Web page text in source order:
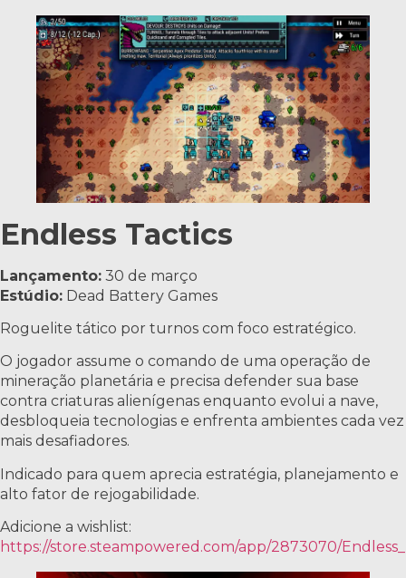
Endless Tactics
Lançamento: 30 de março
Estúdio: Dead Battery Games
Roguelite tático por turnos com foco estratégico.
O jogador assume o comando de uma operação de
mineração planetária e precisa defender sua base
contra criaturas alienígenas enquanto evolui a nave,
desbloqueia tecnologias e enfrenta ambientes cada vez
mais desafiadores.
Indicado para quem aprecia estratégia, planejamento e
alto fator de rejogabilidade.
Adicione a wishlist:
https://store.steampowered.com/app/2873070/